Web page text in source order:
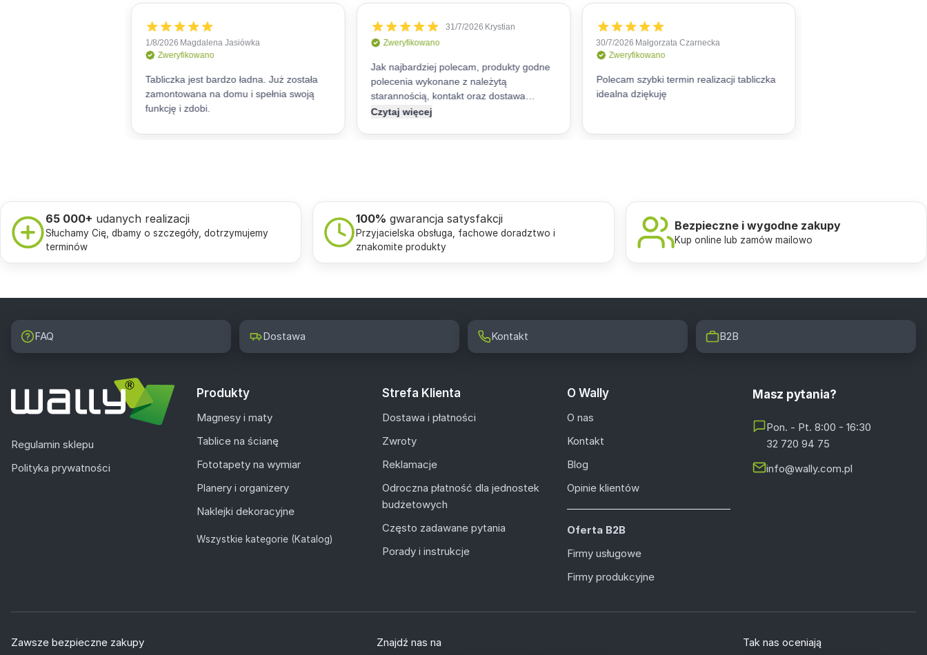
65 000+ udanych realizacji
Słuchamy Cię, dbamy o szczegóły, dotrzymujemy
terminów
100% gwarancja satysfakcji
Przyjacielska obsługa, fachowe doradztwo i
znakomite produkty
Bezpieczne i wygodne zakupy
Kup online lub zamów mailowo
FAQ Dostawa Kontakt B2B
Regulamin sklepu
Polityka prywatności
Produkty
Magnesy i maty
Tablice na ścianę
Fototapety na wymiar
Planery i organizery
Naklejki dekoracyjne
Wszystkie kategorie (Katalog)
Strefa Klienta
Dostawa i płatności
Zwroty
Reklamacje
Odroczna płatność dla jednostek
budżetowych
Często zadawane pytania
Porady i instrukcje
O Wally
O nas
Kontakt
Blog
Opinie klientów
Oferta B2B
Firmy usługowe
Firmy produkcyjne
Masz pytania?
Pon. - Pt. 8:00 - 16:30
32 720 94 75
info@wally.com.pl
Zawsze bezpieczne zakupy Znajdź nas na Tak nas oceniają